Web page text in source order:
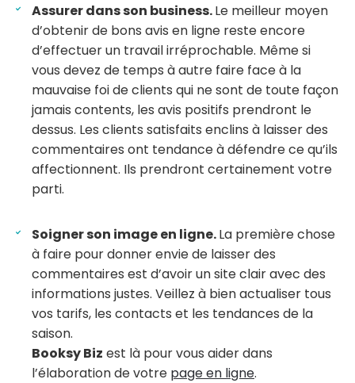
Assurer dans son business.Le meilleur moyen
d’obtenir de bons avis en ligne reste encore
d’effectuer un travail irréprochable. Même si
vous devez de temps à autre faire face à la
mauvaise foi de clients qui ne sont de toute façon
jamais contents, les avis positifs prendront le
dessus. Les clients satisfaits enclins à laisser des
commentaires ont tendance à défendre ce qu’ils
affectionnent. Ils prendront certainement votre
parti.
Soigner son image en ligne.La première chose
à faire pour donner envie de laisser des
commentaires est d’avoir un site clair avec des
informations justes. Veillez à bien actualiser tous
vos tarifs, les contacts et les tendances de la
saison.
Booksy Biz est là pour vous aider dans
l’élaboration de votre page en ligne.